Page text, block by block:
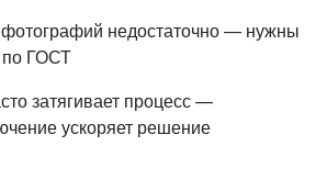
недостаточно — нужны
ГОСТ
затягивает процесс —
ускоряет решение